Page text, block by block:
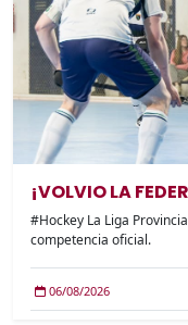
¡VOLVIO LA
#Hockey La Liga
competencia oficial.
06/08/2026